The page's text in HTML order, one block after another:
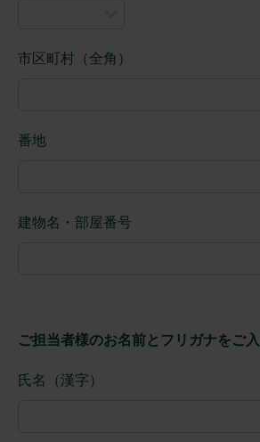
市区町村（全角）
番地
建物名・部屋番号
ご担当者様のお名前とフリガナをご入
氏名（漢字）